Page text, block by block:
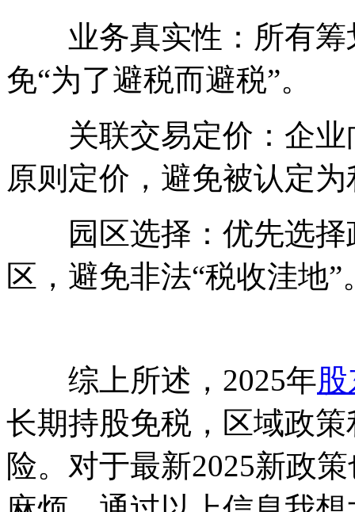
业务真实性：所有筹
免“为了避税而避税”。
关联交易定价：企业
原则定价，避免被认定
园区选择：优先选择
区，避免非法“税收洼地”
综上所述，2025年
长期持股免税，区域政
险。对于最新2025新政